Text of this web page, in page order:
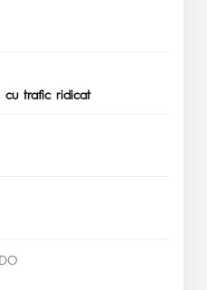
cu trafic ridicat